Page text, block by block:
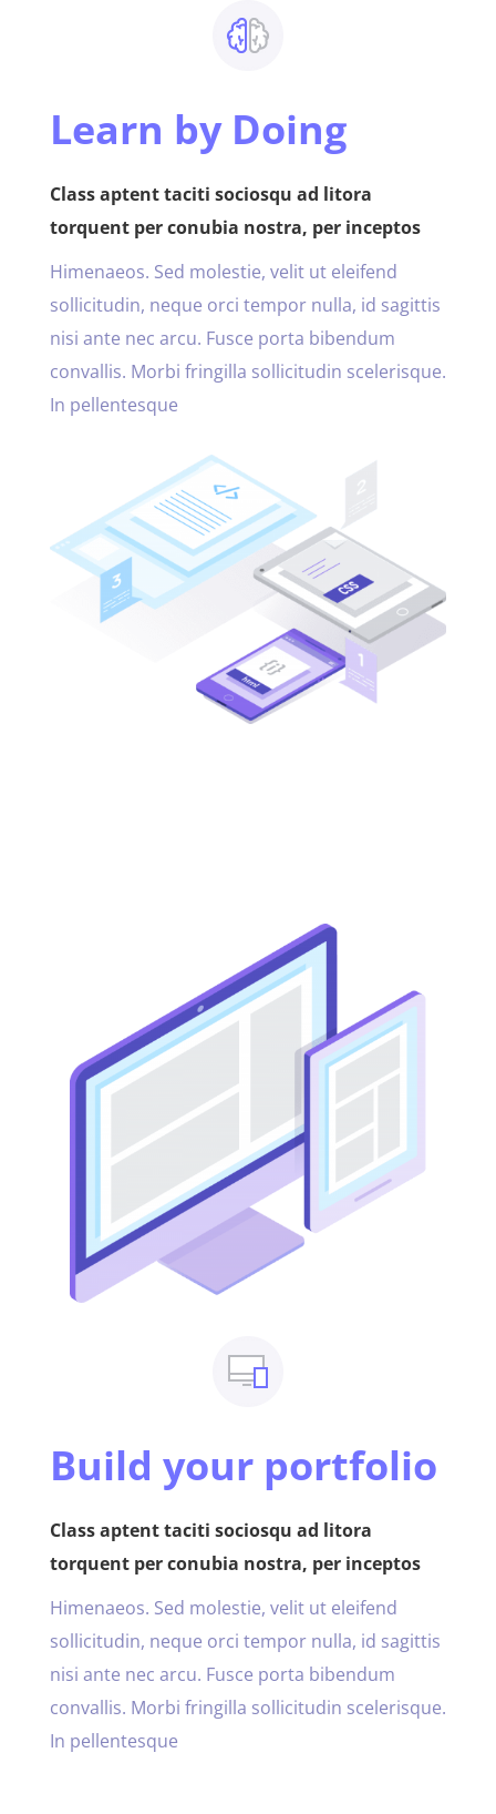
Learn by Doing
Class aptent taciti sociosqu ad litora
torquent per conubia nostra, per inceptos
Himenaeos. Sed molestie, velit ut eleifend
sollicitudin, neque orci tempor nulla, id sagittis
nisi ante nec arcu. Fusce porta bibendum
convallis. Morbi fringilla sollicitudin scelerisque.
In pellentesque
Build your portfolio
Class aptent taciti sociosqu ad litora
torquent per conubia nostra, per inceptos
Himenaeos. Sed molestie, velit ut eleifend
sollicitudin, neque orci tempor nulla, id sagittis
nisi ante nec arcu. Fusce porta bibendum
convallis. Morbi fringilla sollicitudin scelerisque.
In pellentesque